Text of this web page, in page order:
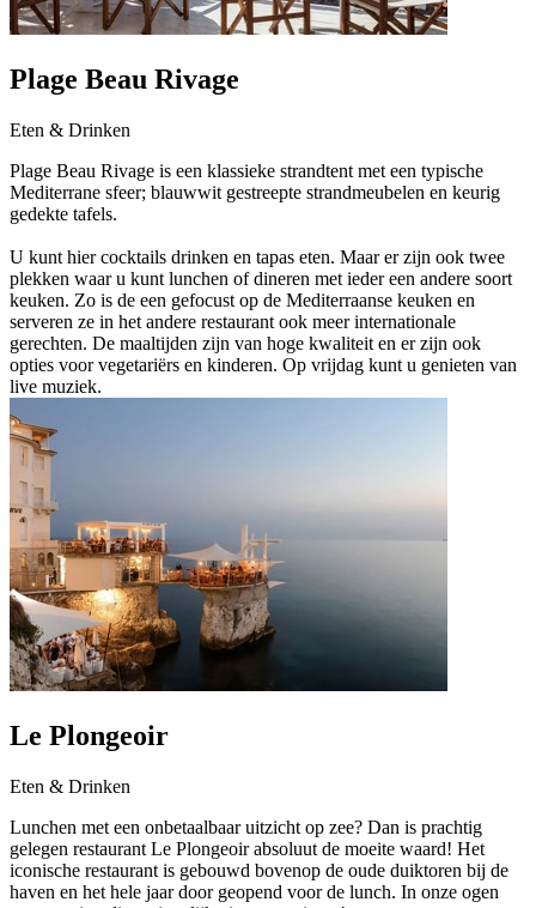
Plage Beau Rivage
Eten & Drinken
Plage Beau Rivage is een klassieke strandtent met een typische
Mediterrane sfeer; blauwwit gestreepte strandmeubelen en keurig
gedekte tafels.
U kunt hier cocktails drinken en tapas eten. Maar er zijn ook twee
plekken waar u kunt lunchen of dineren met ieder een andere soort
keuken. Zo is de een gefocust op de Mediterraanse keuken en
serveren ze in het andere restaurant ook meer internationale
gerechten. De maaltijden zijn van hoge kwaliteit en er zijn ook
opties voor vegetariërs en kinderen. Op vrijdag kunt u genieten van
live muziek.
Le Plongeoir
Eten & Drinken
Lunchen met een onbetaalbaar uitzicht op zee? Dan is prachtig
gelegen restaurant Le Plongeoir absoluut de moeite waard! Het
iconische restaurant is gebouwd bovenop de oude duiktoren bij de
haven en het hele jaar door geopend voor de lunch. In onze ogen